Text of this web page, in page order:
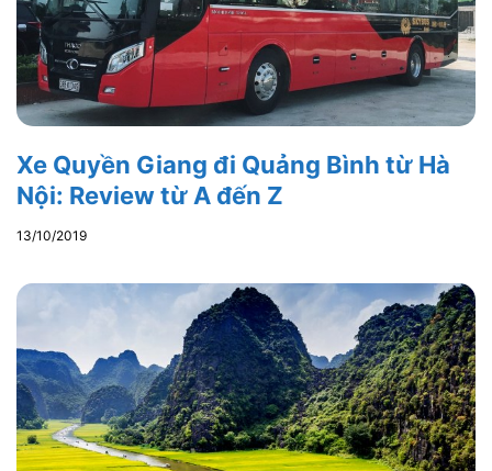
Xe Quyền Giang đi Quảng Bình từ Hà
Nội: Review từ A đến Z
13/10/2019